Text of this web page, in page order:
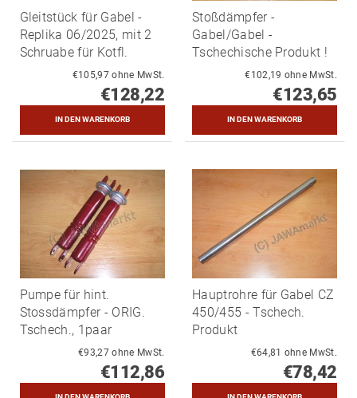
Gleitstück für Gabel -
Replika 06/2025, mit 2
Schruabe für Kotfl.
€105,97 ohne MwSt.
€128,22
Stoßdämpfer -
Gabel/Gabel -
Tschechische Produkt !
€102,19 ohne MwSt.
€123,65
Pumpe für hint.
Stossdämpfer - ORIG.
Tschech., 1paar
€93,27 ohne MwSt.
€112,86
Hauptrohre für Gabel CZ
450/455 - Tschech.
Produkt
€64,81 ohne MwSt.
€78,42